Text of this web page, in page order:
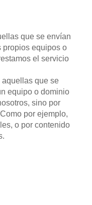
que se envían
propios equipos o
el servicio
aquellas que se
equipo o dominio
sino por
por ejemplo,
o por contenido